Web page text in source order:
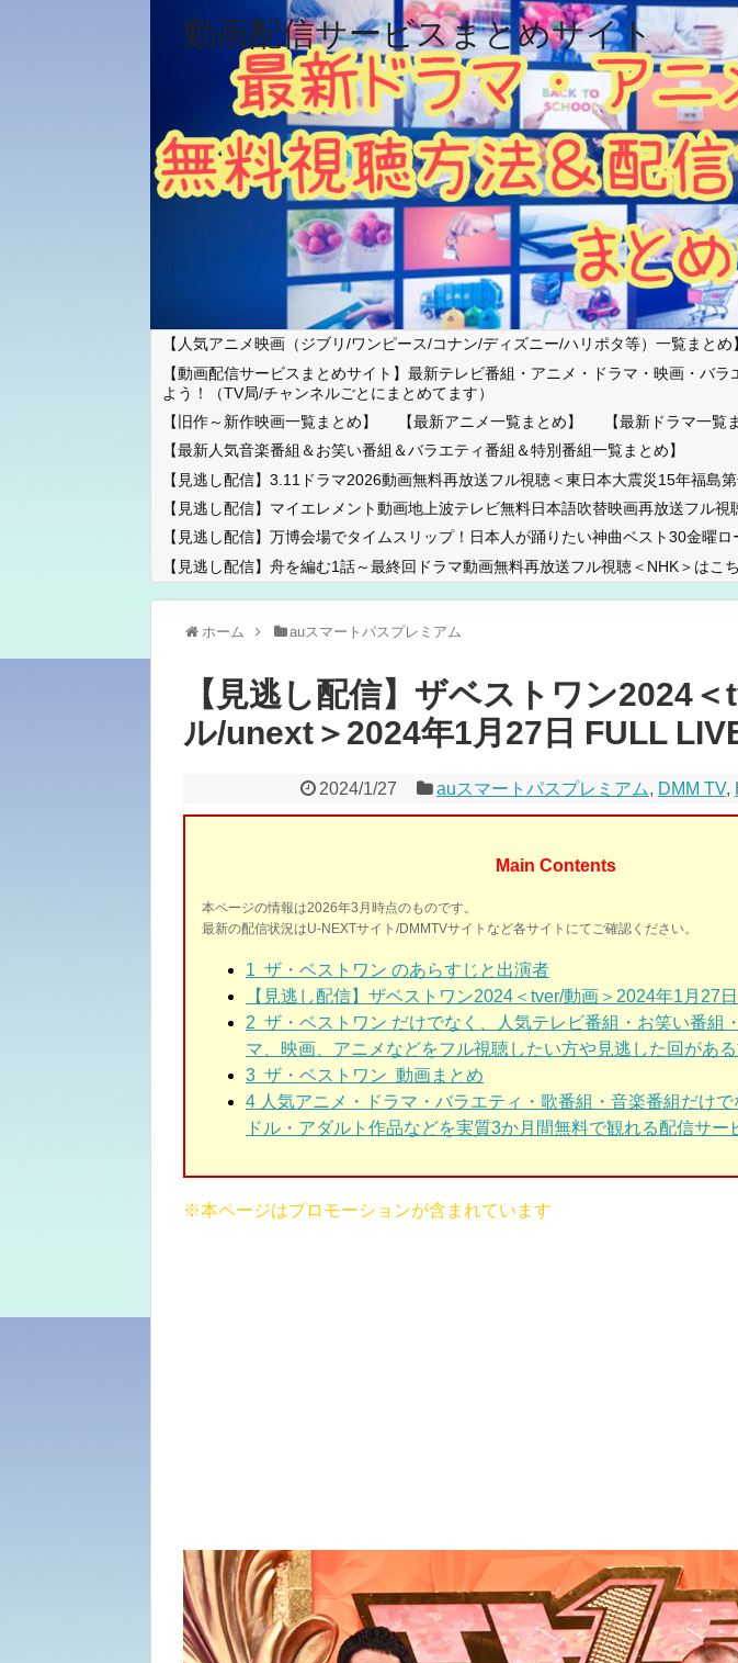
動画配信サービスまとめサイト
【人気アニメ映画（ジブリ/ワンピース/コナン/ディズニー/ハリポタ等）一覧まとめ】
【動画配信サービスまとめサイト】最新テレビ番組・アニメ・ドラマ・映画・バ
よう！（TV局/チャンネルごとにまとめてます）
【旧作～新作映画一覧まとめ】
【最新アニメ一覧まとめ】
【最新ドラマ一覧
【最新人気音楽番組＆お笑い番組＆バラエティ番組＆特別番組一覧まとめ】
【見逃し配信】3.11ドラマ2026動画無料再放送フル視聴＜東日本大震災15年福島
【見逃し配信】マイエレメント動画地上波テレビ無料日本語吹替映画再放送フル視
【見逃し配信】万博会場でタイムスリップ！日本人が踊りたい神曲ベスト30金曜
【見逃し配信】舟を編む1話～最終回ドラマ動画無料再放送フル視聴＜NHK＞はこち
ホーム auスマートパスプレミアム
【見逃し配信】ザベストワン2024
ル/unext＞2024年1月27日 FULL
2024/1/27 auスマートパスプレミアム, DMM TV,
Main Contents
本ページの情報は2026年3月時点のものです。
最新の配信状況はU-NEXTサイト/DMMTVサイトなど各サイトにてご確認ください。
1 ザ・ベストワン のあらすじと出演者
【見逃し配信】ザベストワン2024＜tver/動画＞2024年1月27
2 ザ・ベストワン だけでなく、人気テレビ番組・お笑い番組
マ、映画、アニメなどをフル視聴したい方や見逃した回がある
3 ザ・ベストワン 動画まとめ
4 人気アニメ・ドラマ・バラエティ・歌番組・音楽番組だけ
ドル・アダルト作品などを実質3か月間無料で観れる配信サー
※本ページはプロモーションが含まれています